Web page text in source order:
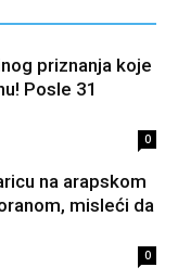
priznanja koje
Posle 31
0
na arapskom
misleći da
0